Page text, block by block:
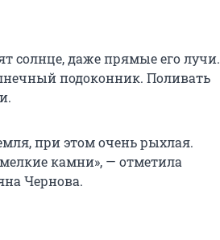
солнце, даже прямые его лучи.
подоконник. Поливать
при этом очень рыхлая.
камни», — отметила
Чернова.